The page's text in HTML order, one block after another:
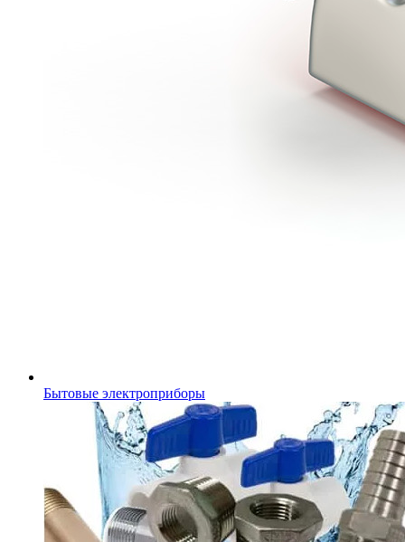
Бытовые электроприборы